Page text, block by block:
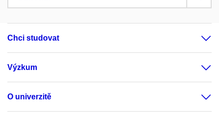
Chci studovat
Výzkum
O univerzitě